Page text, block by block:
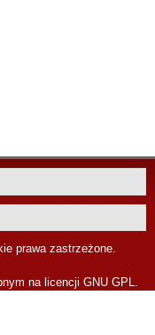
prawa zastrzeżone.
na licencji GNU GPL.